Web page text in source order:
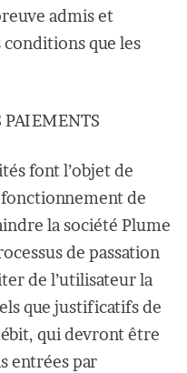
admis et
conditions que les
PAIEMENTS
font l’objet de
de
la société Plume
de passation
de l’utilisateur la
que justificatifs de
qui devront être
entrées par